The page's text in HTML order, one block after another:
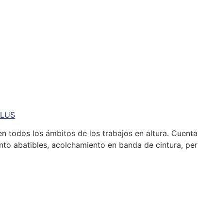
todos los ámbitos de los trabajos en altura.
abatibles, acolchamiento en banda de cintura,